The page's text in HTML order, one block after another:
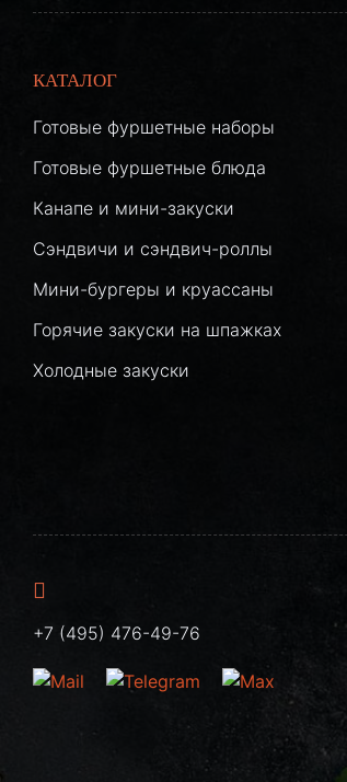
КАТАЛОГ
Готовые фуршетные наборы
Готовые фуршетные блюда
Канапе и мини-закуски
Сэндвичи и сэндвич-роллы
Мини-бургеры и круассаны
Горячие закуски на шпажках
Холодные закуски
+7 (495) 476-49-76